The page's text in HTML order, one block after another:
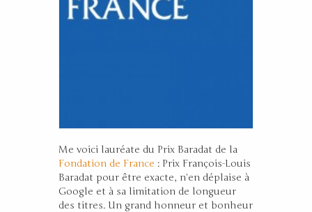
Me voici lauréate du Prix Baradat de la
Fondation de France : Prix François-Louis
Baradat pour être exacte, n’en déplaise à
Google et à sa limitation de longueur
des titres. Un grand honneur et bonheur